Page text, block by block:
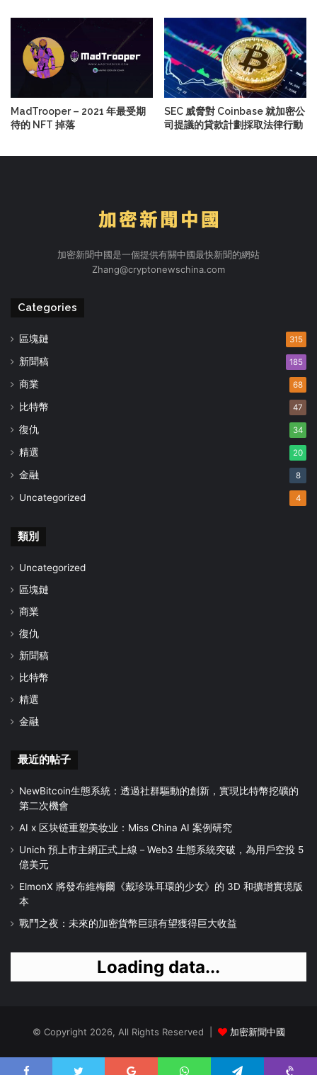
MadTrooper – 2021 年最受期
待的 NFT 掉落
SEC 威脅對 Coinbase 就加密公
司提議的貸款計劃採取法律行動
加密新聞中國是一個提供有關中國最快新聞的網站
Zhang@cryptonewschina.com
Categories
區塊鏈 315
新聞稿 185
商業 68
比特幣 47
復仇 34
精選 20
金融 8
Uncategorized 4
類別
Uncategorized
區塊鏈
商業
復仇
新聞稿
比特幣
精選
金融
最近的帖子
NewBitcoin生態系統：透過社群驅動的創新，實現比特幣挖礦的
第二次機會
AI x 区块链重塑美妆业：Miss China AI 案例研究
Unich 預上市主網正式上線－Web3 生態系統突破，為用戶空投 5
億美元
ElmonX 將發布維梅爾《戴珍珠耳環的少女》的 3D 和擴增實境版
本
戰鬥之夜：未來的加密貨幣巨頭有望獲得巨大收益
Loading data...
© Copyright 2026, All Rights Reserved | 加密新聞中國